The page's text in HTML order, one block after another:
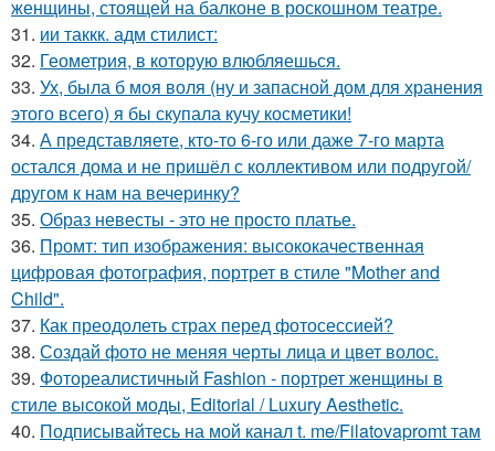
женщины, стоящей на балконе в роскошном театре.
31. ии таккк. адм стилист:
32. Геометрия, в которую влюбляешься.
33. Ух, была б моя воля (ну и запасной дом для хранения
этого всего) я бы скупала кучу косметики!
34. А представляете, кто-то 6-го или даже 7-го марта
остался дома и не пришёл с коллективом или подругой/
другом к нам на вечеринку?
35. Образ невесты - это не просто платье.
36. Промт: тип изображения: высококачественная
цифровая фотография, портрет в стиле "Mother and
Child".
37. Как преодолеть страх перед фотосессией?
38. Создай фото не меняя черты лица и цвет волос.
39. Фотореалистичный Fashion - портрет женщины в
стиле высокой моды, Editorial / Luxury Aesthetic.
40. Подписывайтесь на мой канал t. me/Filatovapromt там